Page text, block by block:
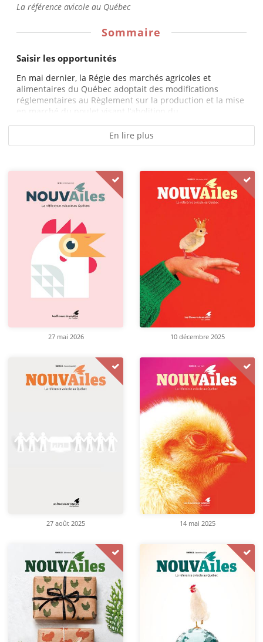
La référence avicole au Québec
Sommaire
Saisir les opportunités
En mai dernier, la Régie des marchés agricoles et
alimentaires du Québec adoptait des modifications
réglementaires au Règlement sur la production et la mise
en marché du poulet visant l’abolition du...
En lire plus
27 mai 2026 10 décembre 2025
27 août 2025 14 mai 2025